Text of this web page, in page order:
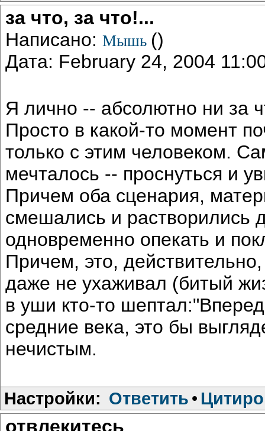
за что, за что!...
Написано: Мышь ()
Дата: February 24, 2004
Я лично -- абсолютно ни за
Просто в какой-то момент
только с этим человеком.
мечталось -- проснуться и
Причем оба сценария,
смешались и растворились
одновременно опекать и
Причем, это,
даже не ухаживал (битый
в уши кто-то
средние века, это бы
нечистым.
Настройки: Ответить •
отвлекитесь